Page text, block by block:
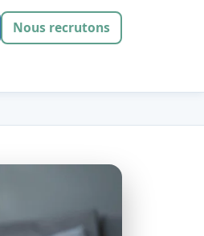
Nous recrutons